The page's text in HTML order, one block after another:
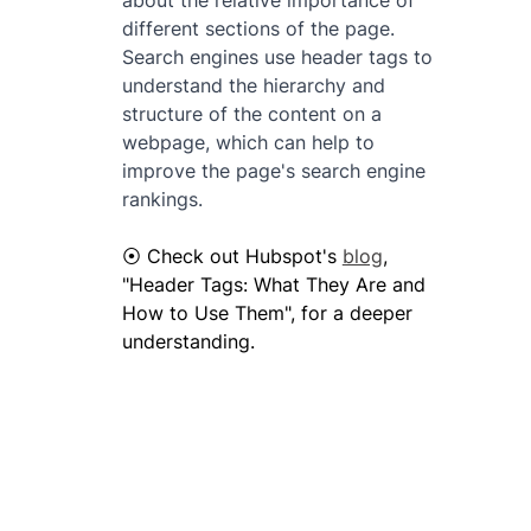
different sections of the page.
Search engines use header tags to
understand the hierarchy and
structure of the content on a
webpage, which can help to
improve the page's search engine
rankings.
⦿ Check out Hubspot's blog,
"Header Tags: What They Are and
How to Use Them", for a deeper
understanding.